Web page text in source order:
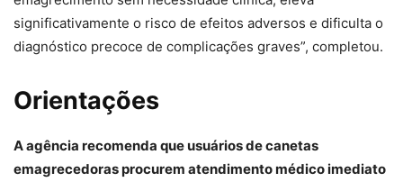
significativamente o risco de efeitos adversos e dificulta o
diagnóstico precoce de complicações graves”, completou.
Orientações
A agência recomenda que usuários de canetas
emagrecedoras procurem atendimento médico imediato